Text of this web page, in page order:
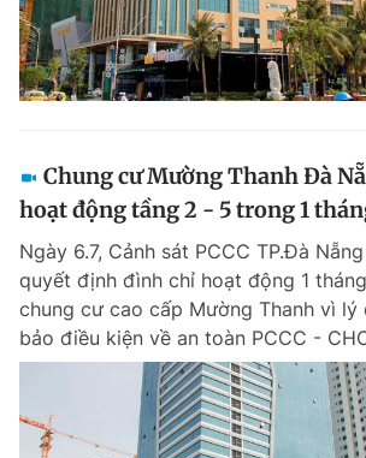
Chung cư Mường Thanh Đà
hoạt động tầng 2 - 5 trong 1
Ngày 6.7, Cảnh sát PCCC TP.Đà
quyết định đình chỉ hoạt động 1
chung cư cao cấp Mường Thanh vì lý
bảo điều kiện về an toàn PCCC -